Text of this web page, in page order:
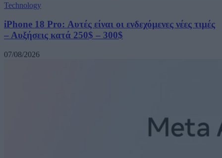
Technology
iPhone 18 Pro: Αυτές είναι οι ενδεχόμενες νέες τιμές
– Αυξήσεις κατά 250$ – 300$
07/08/2026